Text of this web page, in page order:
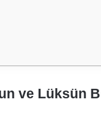
ve Lüksün